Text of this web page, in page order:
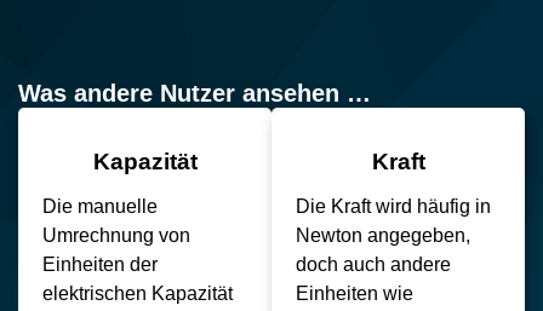
Was andere Nutzer ansehen …
Kapazität
Die manuelle
Umrechnung von
Einheiten der
elektrischen Kapazität
Kraft
Die Kraft wird häufig in
Newton angegeben,
doch auch andere
Einheiten wie